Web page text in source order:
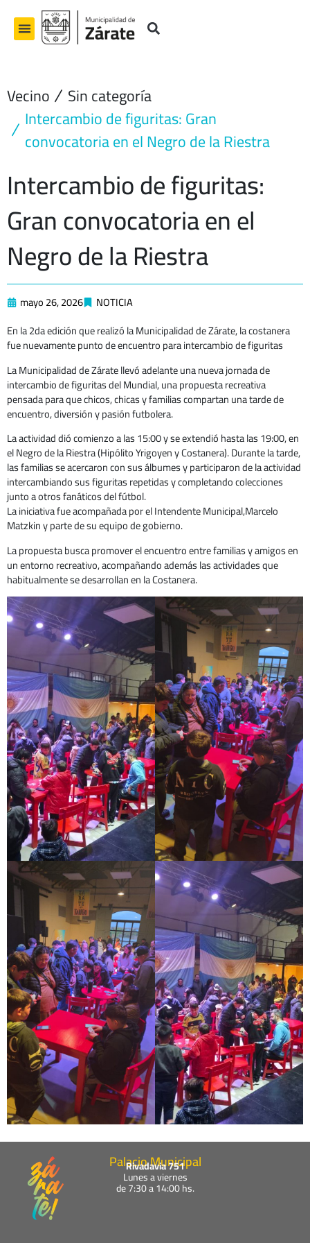
contenido
Vecino Sin categoría
Intercambio de figuritas: Gran
convocatoria en el Negro de la Riestra
Intercambio de figuritas:
Gran convocatoria en el
Negro de la Riestra
mayo 26, 2026
NOTICIA
En la 2da edición que realizó la Municipalidad de Zárate, la costanera
fue nuevamente punto de encuentro para intercambio de figuritas
La Municipalidad de Zárate llevó adelante una nueva jornada de
intercambio de figuritas del Mundial, una propuesta recreativa
pensada para que chicos, chicas y familias compartan una tarde de
encuentro, diversión y pasión futbolera.
La actividad dió comienzo a las 15:00 y se extendió hasta las 19:00, en
el Negro de la Riestra (Hipólito Yrigoyen y Costanera). Durante la tarde,
las familias se acercaron con sus álbumes y participaron de la actividad
intercambiando sus figuritas repetidas y completando colecciones
junto a otros fanáticos del fútbol.
La iniciativa fue acompañada por el Intendente Municipal,Marcelo
Matzkin y parte de su equipo de gobierno.
La propuesta busca promover el encuentro entre familias y amigos en
un entorno recreativo, acompañando además las actividades que
habitualmente se desarrollan en la Costanera.
Palacio Municipal
Rivadavia 751
Lunes a viernes
de 7:30 a 14:00 hs.